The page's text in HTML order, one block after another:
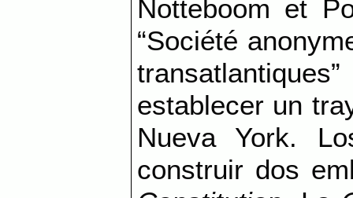
Notteboom et
“Société
establecer un
Nueva York.
construir dos